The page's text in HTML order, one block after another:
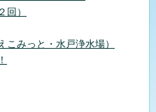
回）
みっと・水戸浄水場）